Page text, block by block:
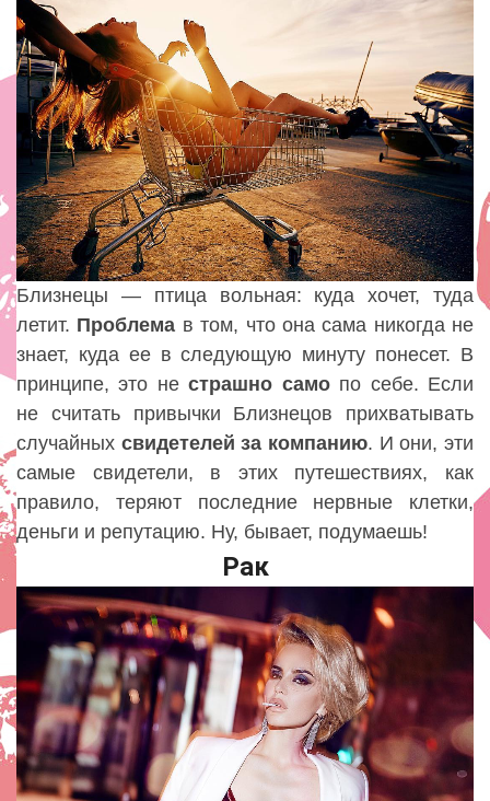
Близнецы — птица вольная: куда хочет, туда
летит. Проблема в том, что она сама никогда не
знает, куда ее в следующую минуту понесет. В
принципе, это нестрашно самопо себе. Если
не считать привычки Близнецов прихватывать
случайных свидетелей за компанию. И они, эти
самые свидетели, в этих путешествиях, как
правило, теряют последние нервные клетки,
деньги и репутацию. Ну, бывает, подумаешь!
Рак